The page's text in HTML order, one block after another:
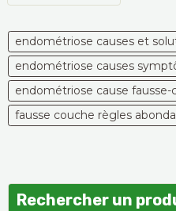
endométriose causes et
endométriose causes
endométriose cause fausse-
fausse couche règles
Rechercher un